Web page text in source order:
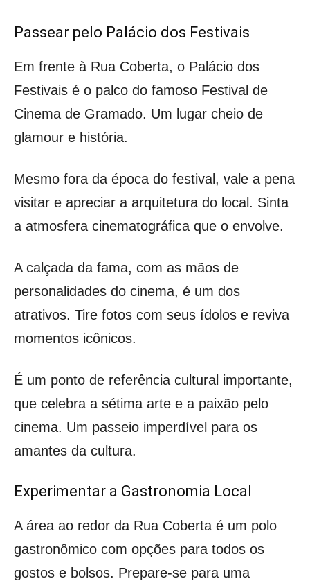
Passear pelo Palácio dos Festivais
Em frente à Rua Coberta, o Palácio dos
Festivais é o palco do famoso Festival de
Cinema de Gramado. Um lugar cheio de
glamour e história.
Mesmo fora da época do festival, vale a pena
visitar e apreciar a arquitetura do local. Sinta
a atmosfera cinematográfica que o envolve.
A calçada da fama, com as mãos de
personalidades do cinema, é um dos
atrativos. Tire fotos com seus ídolos e reviva
momentos icônicos.
É um ponto de referência cultural importante,
que celebra a sétima arte e a paixão pelo
cinema. Um passeio imperdível para os
amantes da cultura.
Experimentar a Gastronomia Local
A área ao redor da Rua Coberta é um polo
gastronômico com opções para todos os
gostos e bolsos. Prepare-se para uma